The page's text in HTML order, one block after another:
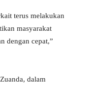
terus melakukan
masyarakat
dengan cepat,”
dalam